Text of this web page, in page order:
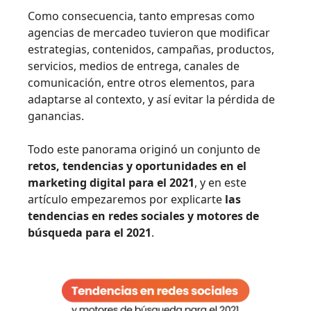
Como consecuencia, tanto empresas como
agencias de mercadeo tuvieron que modificar
estrategias, contenidos, campañas, productos,
servicios, medios de entrega, canales de
comunicación, entre otros elementos, para
adaptarse al contexto, y así evitar la pérdida de
ganancias.
Todo este panorama originó un conjunto de
retos, tendencias y oportunidades en el
marketing digital para el 2021, y en este
artículo empezaremos por explicarte las
tendencias en redes sociales y motores de
búsqueda para el 2021.